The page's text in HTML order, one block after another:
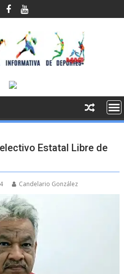
Estatal Libre de
Candelario González